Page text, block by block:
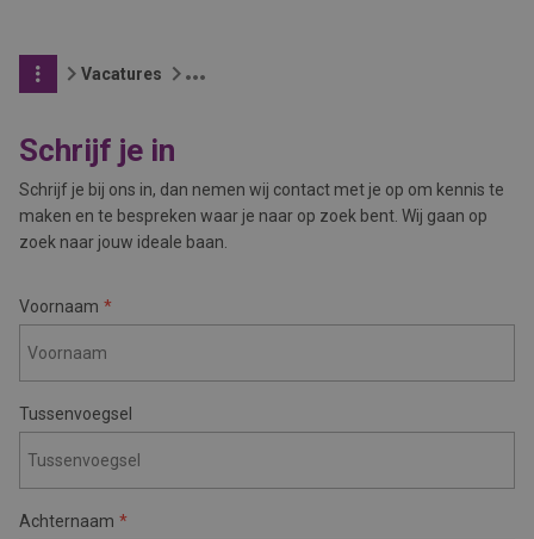
Vacatures
Schrijf je in
Schrijf je bij ons in, dan nemen wij contact met je op om kennis te
maken en te bespreken waar je naar op zoek bent. Wij gaan op
zoek naar jouw ideale baan.
Voornaam
Tussenvoegsel
Achternaam